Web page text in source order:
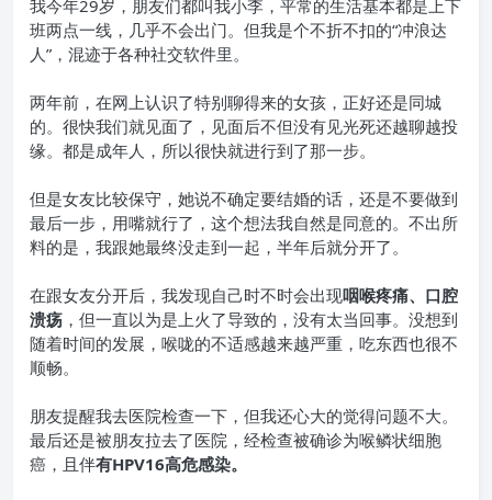
我今年29岁，朋友们都叫我小李，平常的生活基本都是上下
班两点一线，几乎不会出门。但我是个不折不扣的“冲浪达
人”，混迹于各种社交软件里。
两年前，在网上认识了特别聊得来的女孩，正好还是同城
的。很快我们就见面了，见面后不但没有见光死还越聊越投
缘。都是成年人，所以很快就进行到了那一步。
但是女友比较保守，她说不确定要结婚的话，还是不要做到
最后一步，用嘴就行了，这个想法我自然是同意的。不出所
料的是，我跟她最终没走到一起，半年后就分开了。
在跟女友分开后，我发现自己时不时会出现咽喉疼痛、口腔
溃疡 ，但一直以为是上火了导致的，没有太当回事。没想到
随着时间的发展，喉咙的不适感越来越严重，吃东西也很不
顺畅。
朋友提醒我去医院检查一下，但我还心大的觉得问题不大。
最后还是被朋友拉去了医院，经检查被确诊为喉鳞状细胞
癌 ，且伴有HPV16高危感染。